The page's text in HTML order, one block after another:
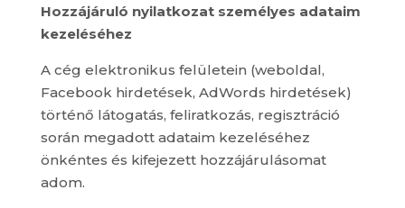
Hozzájáruló nyilatkozat személyes adataim
kezeléséhez
A cég elektronikus felületein (weboldal,
Facebook hirdetések, AdWords hirdetések)
történő látogatás, feliratkozás, regisztráció
során megadott adataim kezeléséhez
önkéntes és kifejezett hozzájárulásomat
adom.